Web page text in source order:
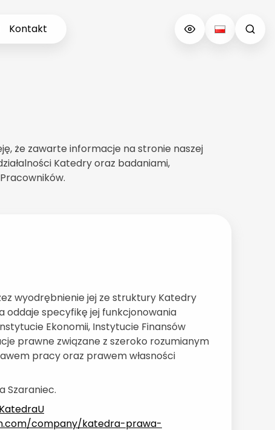
Kontakt
że zawarte informacje na stronie naszej
Katedry oraz badaniami,
wyodrębnienie jej ze struktury Katedry
oddaje specyfikę jej funkcjonowania
Ekonomii, Instytucie Finansów
prawne związane z szeroko rozumianym
pracy oraz prawem własności
Szaraniec.
company/katedra-prawa-